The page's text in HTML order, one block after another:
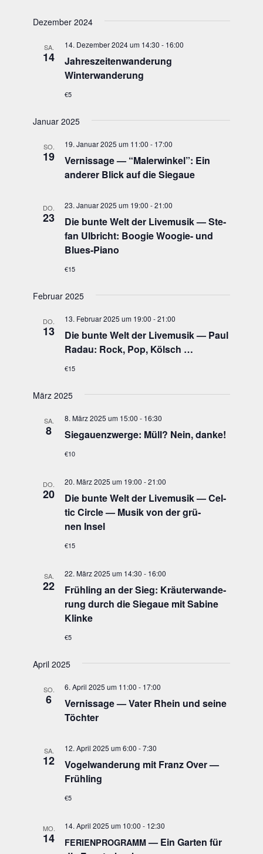
Dezember 2024
SA.
14
Jah­res­zei­ten­wan­de­rung
Winterwanderung
14. Dezember 2024 um 14:30 - 16:00
€5
Januar 2025
SO.
19
Ver­nis­sa­ge — “Maler­win­kel”: Ein
ande­rer Blick auf die Siegaue
19. Januar 2025 um 11:00 - 17:00
DO.
23
Die bun­te Welt der Live­mu­sik — Ste­
fan Ulb­richt: Boo­gie Woo­gie- und
Blues-Piano
23. Januar 2025 um 19:00 -21:00
€15
Februar 2025
DO.
13
Die bun­te Welt der Live­mu­sik — Paul
Radau: Rock, Pop, Kölsch …
13. Februar 2025 um 19:00 -21:00
€15
März 2025
SA.
8 Sie­gau­enzwer­ge: Müll? Nein, danke!
8. März 2025 um 15:00 - 16:30
€10
DO.
20
Die bun­te Welt der Live­mu­sik — Cel­
tic Cir­cle — Musik von der grü­
nen Insel
20. März 2025 um 19:00 -21:00
€15
SA.
22
Früh­ling an der Sieg: Kräu­t­er­wan­de­
rung durch die Sie­gaue mit Sabi­ne
Klinke
22. März 2025 um 14:30 - 16:00
€5
April 2025
SO.
6
Ver­nis­sa­ge — Vater Rhein und sei­ne
Töchter
6. April 2025 um 11:00 - 17:00
SA.
12
Vogel­wan­de­rung mit Franz Over —
Frühling
12. April 2025 um 6:00 -7:30
€5
MO.
14 FERIENPROGRAMM— Ein Gar­ten für
14. April 2025 um 10:00 - 12:30